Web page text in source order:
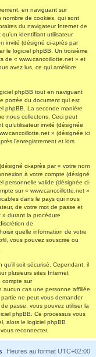
en naviguant sur
nombre de cookies, qui sont
du navigateur Internet de
identifiant utilisateur
invité (désigné ci-après par
le logiciel phpBB. Un troisième
de « www.cancoillotte.net » et
avez lus, ce qui améliore
phpBB tout en naviguant
portée du document qui est
phpBB. La seconde manière
nous collectons. Ceci peut
qu’utilisateur invité (désignée
» (désignée ici
l’enregistrement et lors
ci-après par « votre nom
à votre compte (désigné
personnelle valide (désignée ci-
sur « www.cancoillotte.net »
dans le pays qui nous
de votre mot de passe et
» durant la procédure
de
quelle information de votre
vous pouvez souscrire ou
soit sécurisé. Cependant, il
plusieurs sites Internet
compte sur
aucun cas une personne affiliée
ne peut vous demander
passe, vous pouvez utiliser la
phpBB. Ce processus vous
alors le logiciel phpBB
reconnecter.
Heures au format UTC+02:00